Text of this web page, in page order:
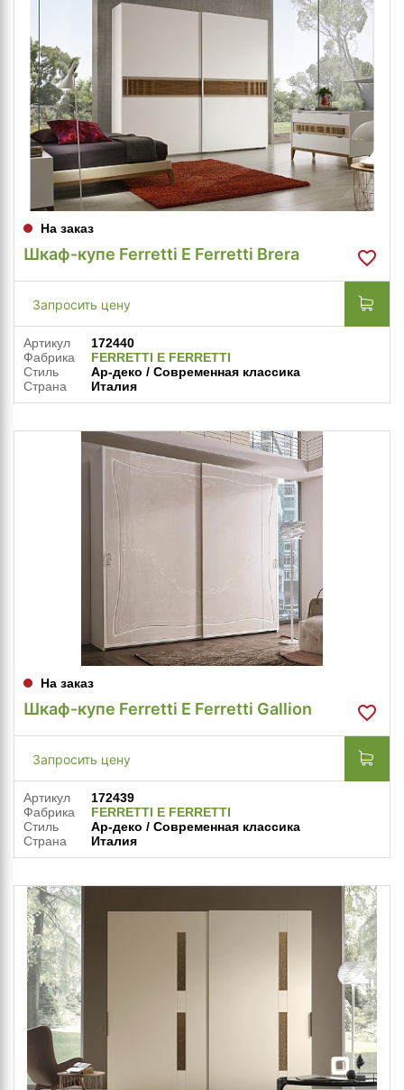
На заказ
Шкаф-купе Ferretti E Ferretti Brera
Запросить цену
Артикул
172440
Фабрика
FERRETTI E FERRETTI
Стиль
Ар-деко / Современная классика
Страна
Италия
На заказ
Шкаф-купе Ferretti E Ferretti Gallion
Запросить цену
Артикул
172439
Фабрика
FERRETTI E FERRETTI
Стиль
Ар-деко / Современная классика
Страна
Италия